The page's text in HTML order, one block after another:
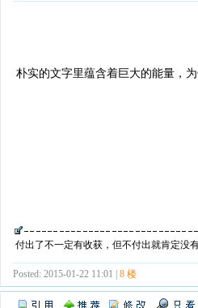
朴实的文字里蕴含着巨大的能量，
付出了不一定有收获，但不付出就肯定没
Posted: 2015-01-22 11:01 | 8 楼